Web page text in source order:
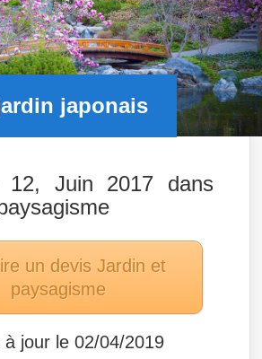
japonais
12, Juin 2017 dans
un devis Jardin et
paysagisme
jour le02/04/2019